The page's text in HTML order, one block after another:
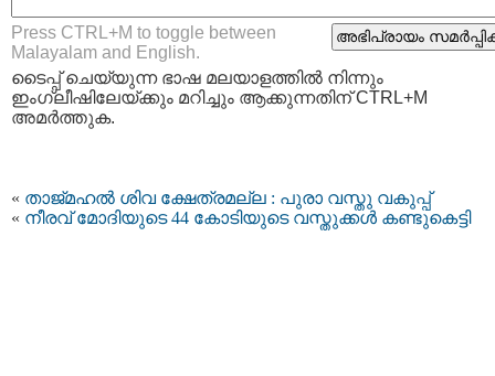
Press CTRL+M to toggle between
Malayalam and English.
ടൈപ്പ്‌ ചെയ്യുന്ന ഭാഷ മലയാളത്തില്‍ നിന്നും
ഇംഗ്ലീഷിലേയ്ക്കും മറിച്ചും ആക്കുന്നതിന് CTRL+M
അമര്‍ത്തുക.
« താജ്മഹല്‍ ശിവ ക്ഷേത്രമല്ല : പുരാ വസ്തു വകുപ്പ്
« നീരവ് മോദിയുടെ 44 കോടിയുടെ വസ്തുക്കൾ കണ്ടുകെട്ടി